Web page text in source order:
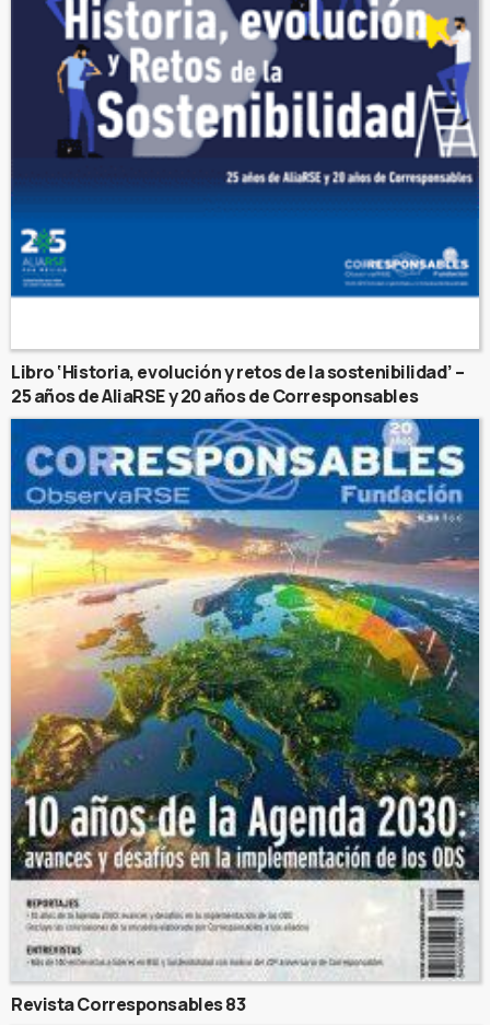
Libro ‘Historia, evolución y retos de la sostenibilidad’ –
25 años de AliaRSE y 20 años de Corresponsables
Revista Corresponsables 83